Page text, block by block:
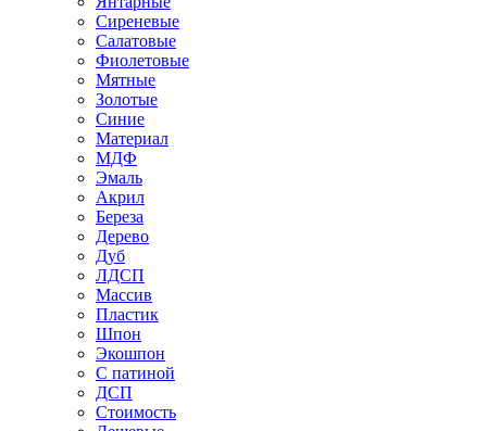
Сиреневые
Салатовые
Фиолетовые
Мятные
Золотые
Синие
Материал
МДФ
Эмаль
Акрил
Береза
Дерево
Дуб
ЛДСП
Массив
Пластик
Шпон
Экошпон
С патиной
ДСП
Стоимость